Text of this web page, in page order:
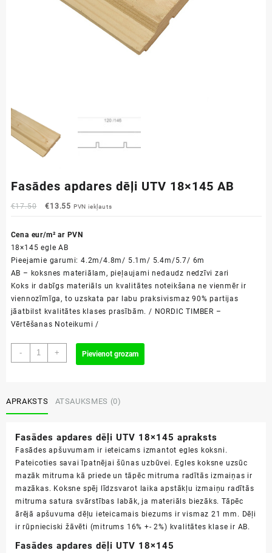
Fasādes apdares dēļi UTV 18×145 AB
€17.50
Original
was:
€17.50.
€13.55Current
is:
PVN iekļauts
Cena eur/m² ar PVN
18×145 egle AB
Pieejamie garumi: 4.2m/4.8m/ 5.1m/ 5.4m/5.7/ 6m
AB – koksnes materiālam, pieļaujami nedaudz nedzīvi zari
Koks ir dabīgs materiāls un kvalitātes noteikšana ne vienmēr ir
viennozīmīga, to uzskata par labu praksivismaz 90% partijas
jāatbilst kvalitātes klases prasībām. / NORDIC TIMBER –
Vērtēšanas Noteikumi /
-
Fasādes
apdares
18x145
AB
+ Pievienot grozam
APRAKSTS ATSAUKSMES (0)
Fasādes apdares dēļi UTV 18×145 apraksts
Fasādes apšuvumam ir ieteicams izmantot egles koksni.
Pateicoties savai īpatnējai šūnas uzbūvei. Egles koksne uzsūc
mazāk mitruma kā priede un tāpēc mitruma radītās izmaiņas ir
mazākas. Koksne spēj līdzsvarot laika apstākļu izmaiņu radītās
mitruma satura svārstības labāk, ja materiāls biezāks. Tāpēc
ārējā apšuvuma dēļu ieteicamais biezums ir vismaz 21 mm. Dēļi
ir rūpnieciski žāvēti (mitrums 16% +- 2%) kvalitātes klase ir AB.
Fasādes apdares dēļi UTV 18×145